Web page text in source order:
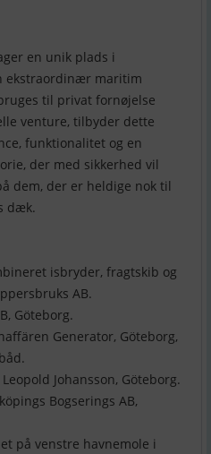
en unik plads i
ekstraordinær maritim
til privat fornøjelse
venture, tilbyder dette
funktionalitet og en
der med sikkerhed vil
dem, der er heldige nok til
dæk.
isbryder, fragtskib og
AB.
Göteborg.
Generator, Göteborg,
Johansson, Göteborg.
Bogserings AB,
på venstre havnemole i